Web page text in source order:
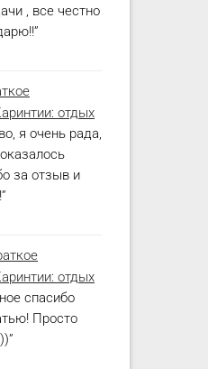
, все честно
”
отдых
я очень рада,
за отзыв и
”
отдых
спасибо
Просто
”